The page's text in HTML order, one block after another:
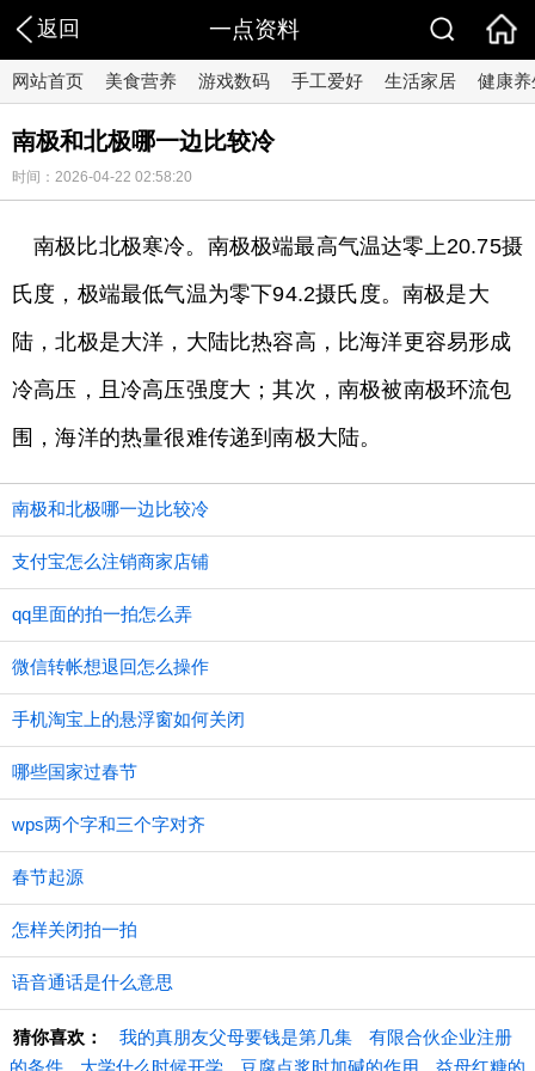
返回 一点资料
网站首页 美食营养 游戏数码 手工爱好 生活家居 健康养
南极和北极哪一边比较冷
时间：2026-04-22 02:58:20
南极比北极寒冷。南极极端最高气温达零上20.75摄
氏度，极端最低气温为零下94.2摄氏度。南极是大
陆，北极是大洋，大陆比热容高，比海洋更容易形成
冷高压，且冷高压强度大；其次，南极被南极环流包
围，海洋的热量很难传递到南极大陆。
南极和北极哪一边比较冷
支付宝怎么注销商家店铺
qq里面的拍一拍怎么弄
微信转帐想退回怎么操作
手机淘宝上的悬浮窗如何关闭
哪些国家过春节
wps两个字和三个字对齐
春节起源
怎样关闭拍一拍
语音通话是什么意思
猜你喜欢： 我的真朋友父母要钱是第几集
有限合伙企业注册
的条件
大学什么时候开学 豆腐点浆时加碱的作用 益母红糖的